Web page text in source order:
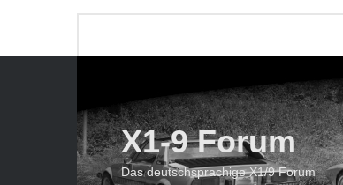
X1-9 Forum
Das deutschsprachige X1/9 Forum